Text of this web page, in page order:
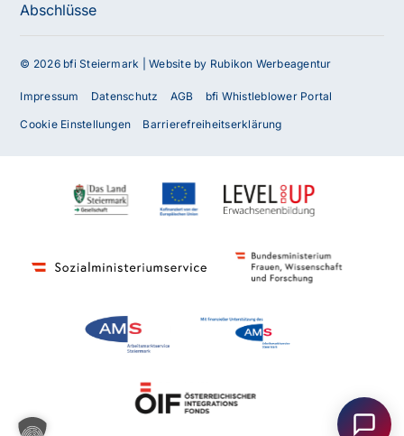
Unser Team ist gerne für Sie da! Nehmen Sie jetzt
Abschlüsse
© 2026 bfi Steiermark |Website by Rubikon Werbeagentur
Impressum Datenschutz AGB bfi Whistleblower Portal
Cookie Einstellungen Barrierefreiheitserklärung